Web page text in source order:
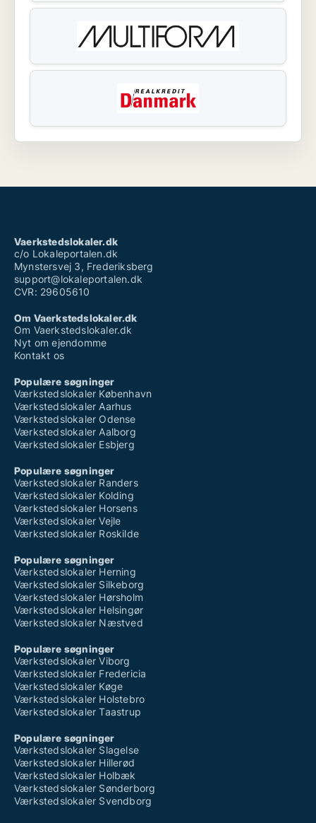
Vaerkstedslokaler.dk
c/o Lokaleportalen.dk
Mynstersvej 3, Frederiksberg
support@lokaleportalen.dk
CVR: 29605610
Om Vaerkstedslokaler.dk
Om Vaerkstedslokaler.dk
Nyt om ejendomme
Kontakt os
Populære søgninger
Værkstedslokaler København
Værkstedslokaler Aarhus
Værkstedslokaler Odense
Værkstedslokaler Aalborg
Værkstedslokaler Esbjerg
Populære søgninger
Værkstedslokaler Randers
Værkstedslokaler Kolding
Værkstedslokaler Horsens
Værkstedslokaler Vejle
Værkstedslokaler Roskilde
Populære søgninger
Værkstedslokaler Herning
Værkstedslokaler Silkeborg
Værkstedslokaler Hørsholm
Værkstedslokaler Helsingør
Værkstedslokaler Næstved
Populære søgninger
Værkstedslokaler Viborg
Værkstedslokaler Fredericia
Værkstedslokaler Køge
Værkstedslokaler Holstebro
Værkstedslokaler Taastrup
Populære søgninger
Værkstedslokaler Slagelse
Værkstedslokaler Hillerød
Værkstedslokaler Holbæk
Værkstedslokaler Sønderborg
Værkstedslokaler Svendborg